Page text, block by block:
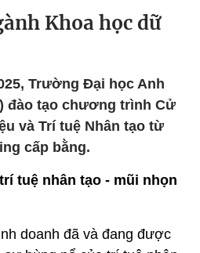
Khoa học dữ
Trường Đại học Anh
đào tạo chương trình Cử
và Trí tuệ Nhân tạo từ
cấp bằng.
tuệ nhân tạo - mũi nhọn
doanh đã và đang được